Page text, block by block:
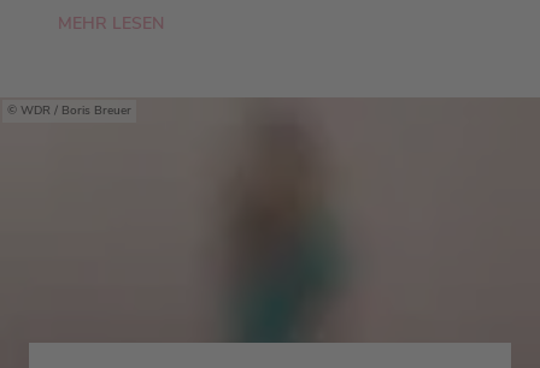
MEHR LESEN
WDR / Boris Breuer